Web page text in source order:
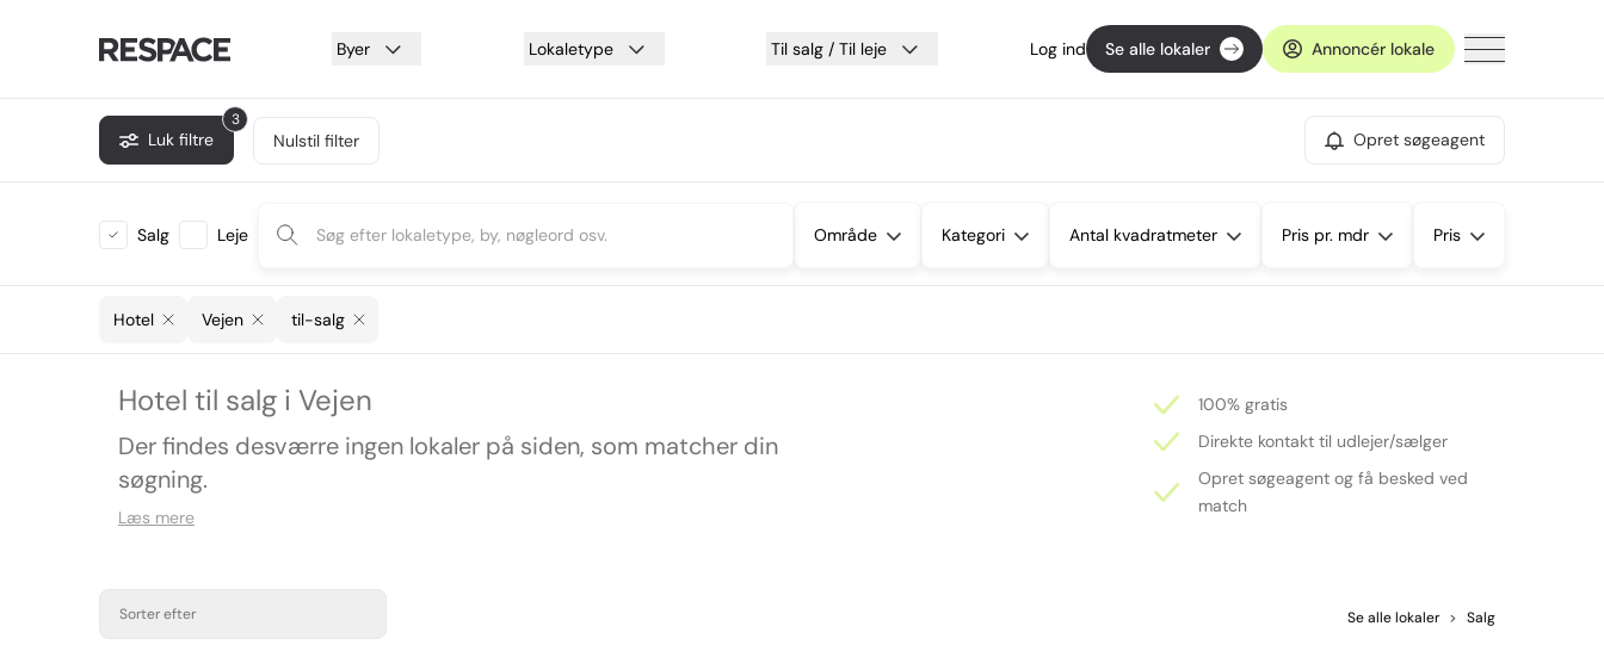
Byer Lokaletype Til salg / Til leje Log ind Se alle lokaler Annoncér lokale
3
Luk filtre Nulstil filter Opret søgeagent
Salg Leje Område Kategori Antal kvadratmeter Pris pr. mdr Pris
Hotel Vejen til-salg
Hotel til salg i Vejen
Der findes desværre ingen lokaler på siden, som matcher din
søgning.
Læs mere
100% gratis
Direkte kontakt til udlejer/sælger
Opret søgeagent og få besked ved
match
Sorter efter Se alle lokaler > Salg